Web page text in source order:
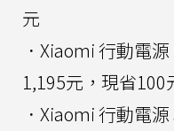
元
．Xiaomi 行動電
1,195元，現省100
．Xiaomi 行動電